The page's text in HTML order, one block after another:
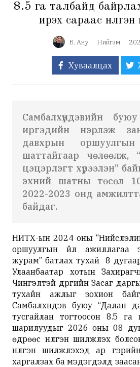
8.5 га талбайд
ирэх сараас нүүлгэн
Б. Ану Нийгэм
Хуваалцах
Самбалхүндэвийн
иргэдийн нэрлэж
давхрын
шаттайгаар чөлөөлж,
цэцэрлэгт хүрээлэн”
эхний шатны төсөл
2022-2023 онд
байдаг.
НИТХ-ын 2024 оны
оршуулгын үйл ажиллагаа
журам” батлах тухай 8
Улаанбаатар хотын
Чингэлтэй дүүргийн Засаг
тухайн ажлыг зохион
Самбалхүндэв буюу “Далан
тусгайлан тогтоосон 8.5 га
шарилуудыг 2026 оны 08
өдрөөс нүүлгэн шилжүүлэх
нүүлгэн шилжүүлэхэд ар
харгалзах ба мэдэгдэлд